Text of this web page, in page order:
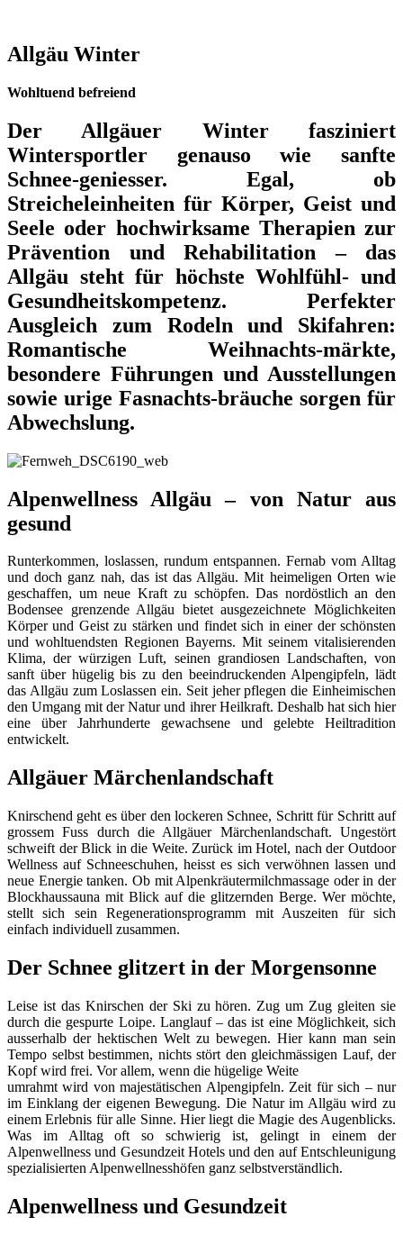
Allgäu Winter
Wohltuend befreiend
Der Allgäuer Winter fasziniert
Wintersportler genauso wie sanfte
Schnee-geniesser. Egal, ob
Streicheleinheiten für Körper, Geist und
Seele oder hochwirksame Therapien zur
Prävention und Rehabilitation – das
Allgäu steht für höchste Wohlfühl- und
Gesundheitskompetenz. Perfekter
Ausgleich zum Rodeln und Skifahren:
Romantische Weihnachts-märkte,
besondere Führungen und Ausstellungen
sowie urige Fasnachts-bräuche sorgen für
Abwechslung.
Alpenwellness Allgäu – von Natur aus
gesund
Runterkommen, loslassen, rundum entspannen. Fernab vom Alltag
und doch ganz nah, das ist das Allgäu. Mit heimeligen Orten wie
geschaffen, um neue Kraft zu schöpfen. Das nordöstlich an den
Bodensee grenzende Allgäu bietet ausgezeichnete Möglichkeiten
Körper und Geist zu stärken und findet sich in einer der schönsten
und wohltuendsten Regionen Bayerns. Mit seinem vitalisierenden
Klima, der würzigen Luft, seinen grandiosen Landschaften, von
sanft über hügelig bis zu den beeindruckenden Alpengipfeln, lädt
das Allgäu zum Loslassen ein. Seit jeher pflegen die Einheimischen
den Umgang mit der Natur und ihrer Heilkraft. Deshalb hat sich hier
eine über Jahrhunderte gewachsene und gelebte Heiltradition
entwickelt.
Allgäuer Märchenlandschaft
Knirschend geht es über den lockeren Schnee, Schritt für Schritt auf
grossem Fuss durch die Allgäuer Märchenlandschaft. Ungestört
schweift der Blick in die Weite. Zurück im Hotel, nach der Outdoor
Wellness auf Schneeschuhen, heisst es sich verwöhnen lassen und
neue Energie tanken. Ob mit Alpenkräutermilchmassage oder in der
Blockhaussauna mit Blick auf die glitzernden Berge. Wer möchte,
stellt sich sein Regenerationsprogramm mit Auszeiten für sich
einfach individuell zusammen.
Der Schnee glitzert in der Morgensonne
Leise ist das Knirschen der Ski zu hören. Zug um Zug gleiten sie
durch die gespurte Loipe. Langlauf – das ist eine Möglichkeit, sich
ausserhalb der hektischen Welt zu bewegen. Hier kann man sein
Tempo selbst bestimmen, nichts stört den gleichmässigen Lauf, der
Kopf wird frei. Vor allem, wenn die hügelige Weite
umrahmt wird von majestätischen Alpengipfeln. Zeit für sich – nur
im Einklang der eigenen Bewegung. Die Natur im Allgäu wird zu
einem Erlebnis für alle Sinne. Hier liegt die Magie des Augenblicks.
Was im Alltag oft so schwierig ist, gelingt in einem der
Alpenwellness und Gesundzeit Hotels und den auf Entschleunigung
spezialisierten Alpenwellnesshöfen ganz selbstverständlich.
Alpenwellness und Gesundzeit